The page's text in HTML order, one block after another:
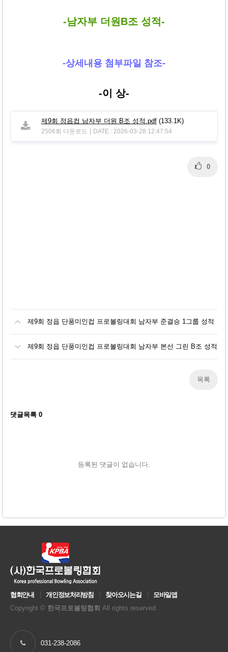
-남자부 더원B조 성적-
-상세내용 첨부파일 참조-
-이 상-
제9회 정읍컵 남자부 더원 B조 성적.pdf(133.1K)
2506회 다운로드 DATE : 2026-03-28 12:47:54
0
제9회 정읍 단풍미인컵 프로볼링대회 남자부 준결승 1그룹 성적
제9회 정읍 단풍미인컵 프로볼링대회 남자부 본선 그린 B조 성적
목록
댓글목록 0
등록된 댓글이 없습니다.
협회안내 개인정보처리방침 찾아오시는길
모바일앱
Copyright © 한국프로볼링협회 All rights reserved.
031-238-2086